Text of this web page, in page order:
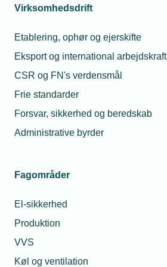
Virksomhedsdrift
Etablering, ophør og ejerskifte
Eksport og international arbejdskraft
CSR og FN's verdensmål
Frie standarder
Forsvar, sikkerhed og beredskab
Administrative byrder
Fagområder
El-sikkerhed
Produktion
VVS
Køl og ventilation